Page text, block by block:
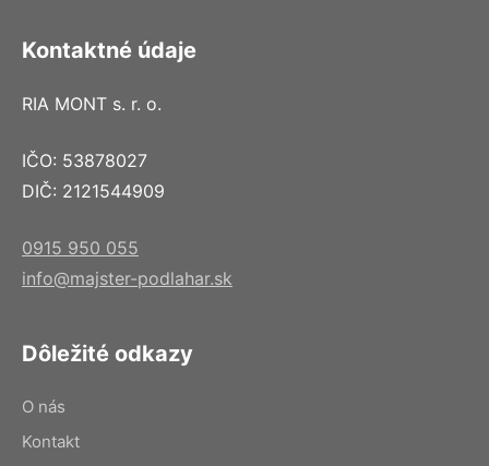
Kontaktné údaje
RIA MONT s. r. o.
IČO: 53878027
DIČ: 2121544909
0915 950 055
info@majster-podlahar.sk
Dôležité odkazy
O nás
Kontakt